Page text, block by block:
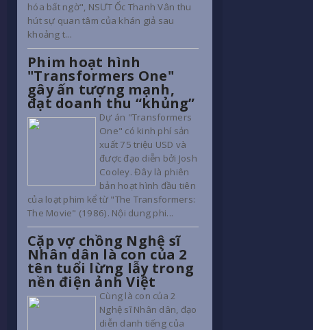
hóa bất ngờ", NSƯT Ốc Thanh Vân thu
hút sự quan tâm của khán giả sau
khoảng t...
Phim hoạt hình
"Transformers One"
gây ấn tượng mạnh,
đạt doanh thu “khủng”
Dự án "Transformers
One" có kinh phí sản
xuất 75 triệu USD và
được đạo diễn bởi Josh
Cooley. Đây là phiên
bản hoạt hình đầu tiên
của loạt phim kể từ "The Transformers:
The Movie" (1986). Nội dung phi...
Cặp vợ chồng Nghệ sĩ
Nhân dân là con của 2
tên tuổi lừng lẫy trong
nền điện ảnh Việt
Cùng là con của 2
Nghệ sĩ Nhân dân, đạo
diễn danh tiếng của